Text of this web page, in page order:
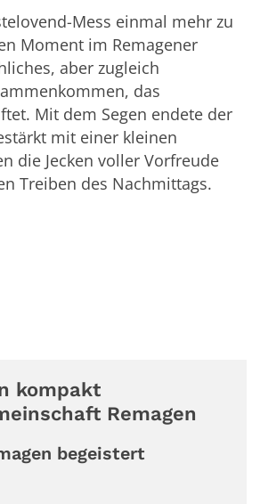
Mess einmal mehr zu
Moment im Remagener
aber zugleich
das
Mit dem Segen endete der
mit einer kleinen
die Jecken voller Vorfreude
Treiben des Nachmittags.
kompakt
Remagen
begeistert